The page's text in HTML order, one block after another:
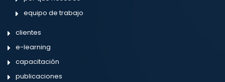
equipo de trabajo
clientes
e-learning
capacitación
publicaciones